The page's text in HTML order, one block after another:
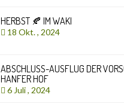
HERBST 🍂 IM WAKI
18 Okt. , 2024
ABSCHLUSS-AUSFLUG DER
HANFER HOF
6 Juli , 2024